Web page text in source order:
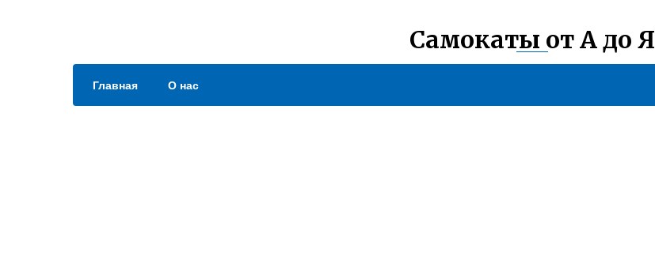
Самокаты от А до Я
Главная О нас